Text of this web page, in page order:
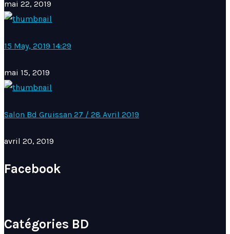
mai 22, 2019
15 May, 2019 14:29
mai 15, 2019
Salon Bd Gruissan 27 / 28 Avril 2019
avril 20, 2019
Facebook
Catégories BD